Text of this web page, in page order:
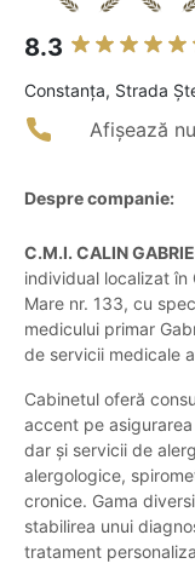
8.3
Constanţa, Strada
Afișează
Despre companie:
C.M.I. CALIN
individual localizat
Mare nr. 133, cu
medicului primar
de servicii medicale
Cabinetul oferă
accent pe
dar și servicii de
alergologice,
cronice. Gama
stabilirea unui
tratament